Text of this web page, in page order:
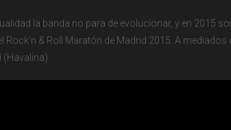
la banda no para de evolucionar, y en 2015
Rock’n & Roll Maratón de Madrid 2015. A